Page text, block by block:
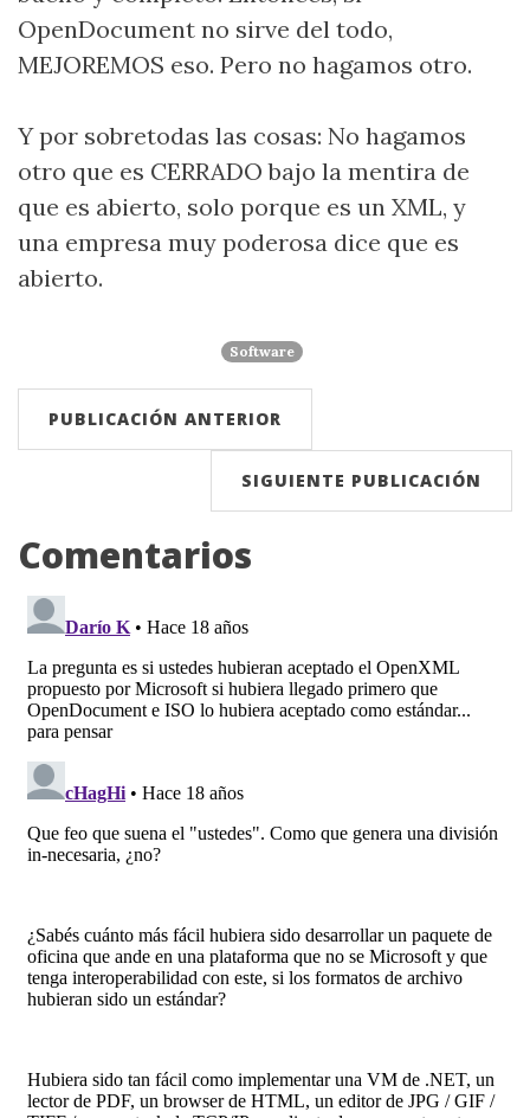
OpenDocument no sirve del todo,
MEJOREMOS eso. Pero no hagamos otro.
Y por sobretodas las cosas: No hagamos
otro que es CERRADO bajo la mentira de
que es abierto, solo porque es un XML, y
una empresa muy poderosa dice que es
abierto.
Software
PUBLICACIÓN ANTERIOR
SIGUIENTE PUBLICACIÓN
Comentarios